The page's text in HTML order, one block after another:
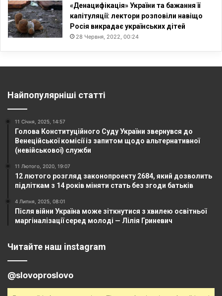
«Денацифікація» України та бажання її
капітуляції: лектори розповіли навіщо
Росія викрадає українських дітей
28 Червня, 2022, 00:24
Найпопулярніші статті
11 Січня, 2025, 14:57
Голова Конституційного Суду України звернувся до
Венеційської комісії із запитом щодо альтернативної
(невійськової) служби
11 Лютого, 2020, 19:07
12 лютого розгляд законопроекту 2684, який дозволить
підліткам з 14 років міняти стать без згоди батьків
4 Липня, 2025, 08:01
Після війни Україна може зіткнутися з хвилею освітньої
маргіналізації серед молоді — Лілія Гриневич
Читайте наш instagram
@slovoproslovo